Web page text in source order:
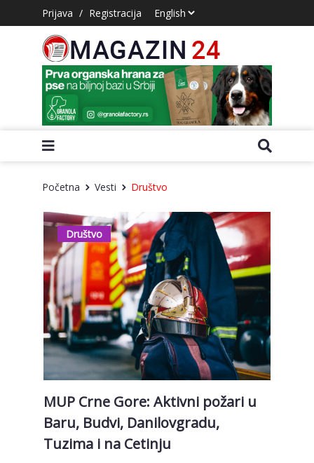
Prijava / Registracija
Početna Vesti Društvo
Društvo
MUP Crne Gore: Aktivni požari u
Baru, Budvi, Danilovgradu,
Tuzima i na Cetinju